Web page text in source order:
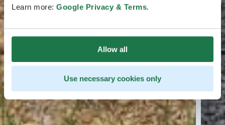
Learn more: Google Privacy & Terms.
Allow all
Use necessary cookies only